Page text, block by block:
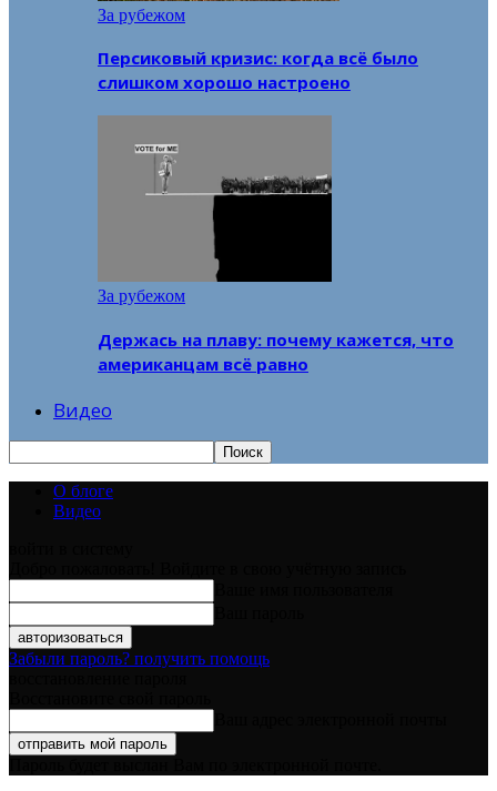
За рубежом
Персиковый кризис: когда всё было
слишком хорошо настроено
За рубежом
Держась на плаву: почему кажется, что
американцам всё равно
Видео
О блоге
Видео
Забыли пароль? получить помощь